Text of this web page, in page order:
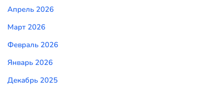
Апрель 2026
Март 2026
Февраль 2026
Январь 2026
Декабрь 2025